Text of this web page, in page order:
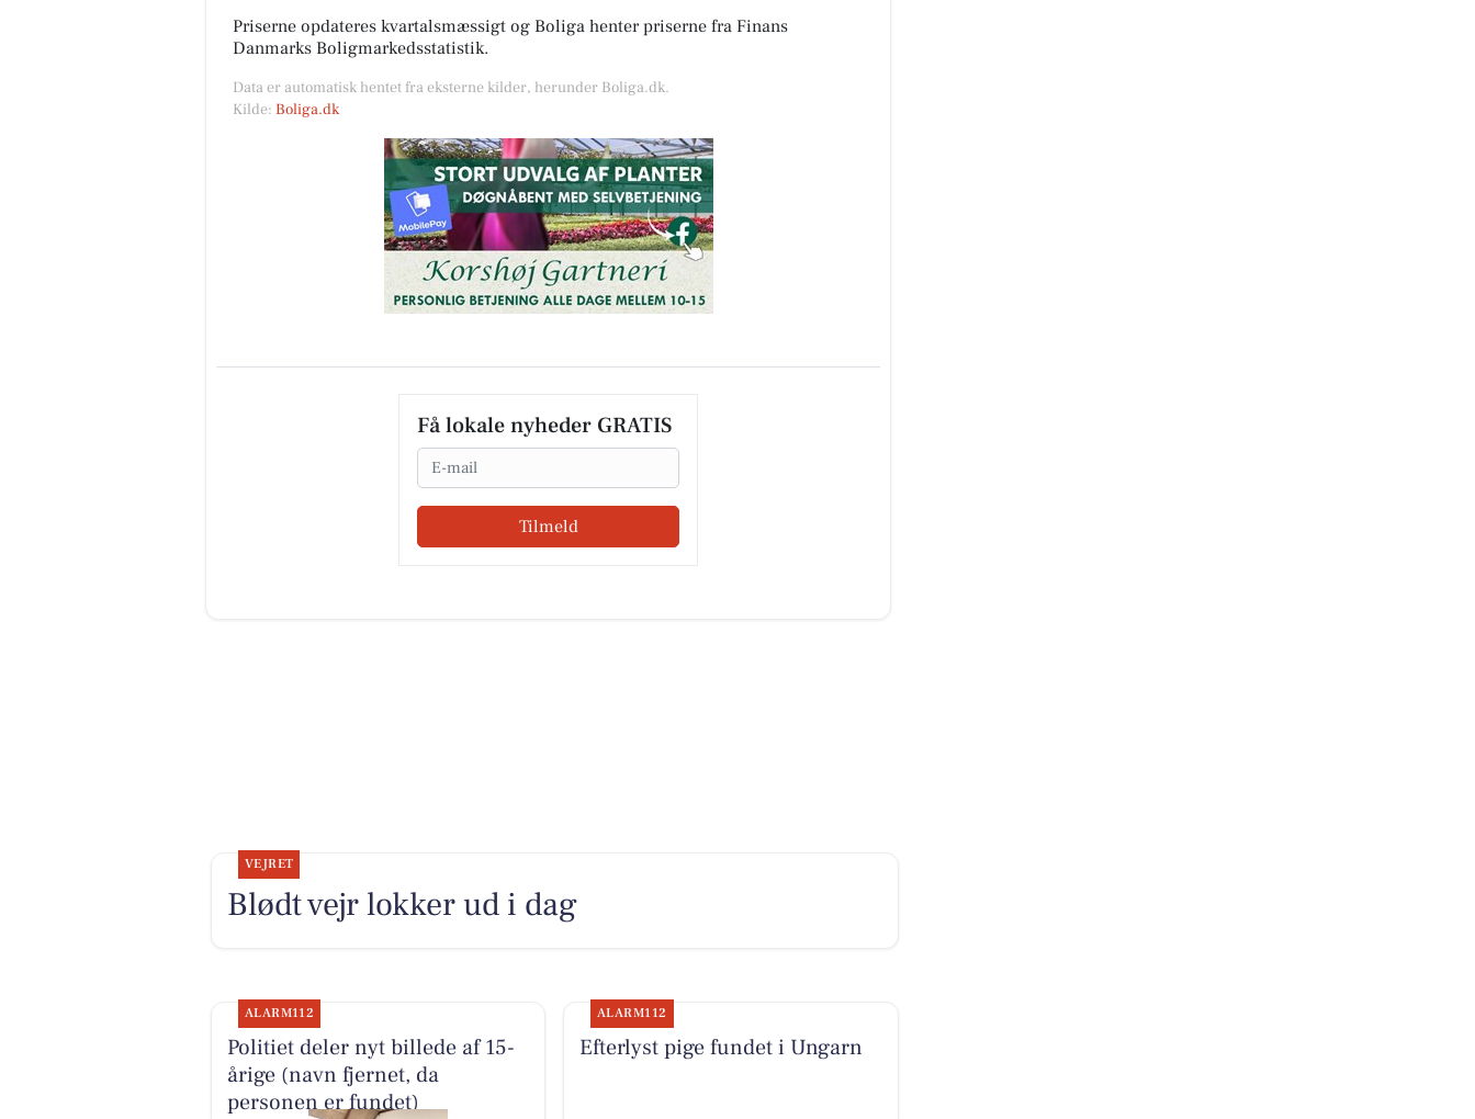
Priserne opdateres kvartalsmæssigt og Boliga henter priserne fra Finans
Danmarks Boligmarkedsstatistik.
Data er automatisk hentet fra eksterne kilder, herunder Boliga.dk.
Kilde: Boliga.dk
Få lokale nyheder GRATIS
Email
Tilmeld
VEJRET
Blødt vejr lokker ud i dag
ALARM112
Politiet deler nyt billede af 15-
årige (navn fjernet, da
personen er fundet)
ALARM112
Efterlyst pige fundet i Ungarn